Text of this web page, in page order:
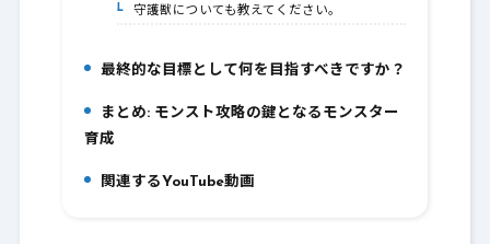
6-1.守護獣についても教えてください。
7.最終的な目標として何を目指すべきですか？
まとめ: モンスト攻略の鍵となるモンスター
育成
9.関連するYouTube動画